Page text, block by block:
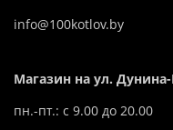
info@100kotlov.by
Магазин на ул.
пн.-пт.: с 9.00 до 20.00